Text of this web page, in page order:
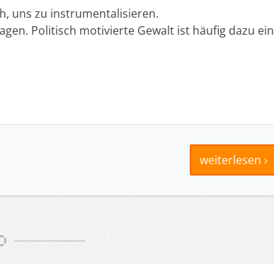
uns zu instrumentalisieren.
Politisch motivierte Gewalt ist häufig dazu ein
weiterlesen ›